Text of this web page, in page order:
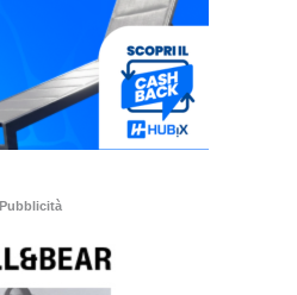
Pubblicità